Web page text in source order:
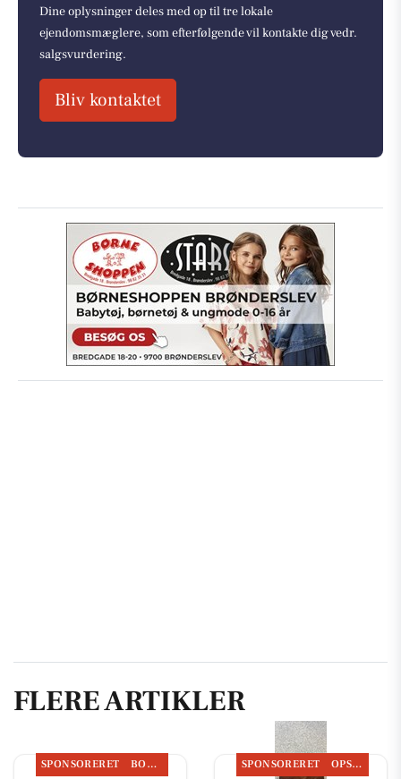
Dine oplysninger deles med op til tre lokale
ejendomsmæglere, som efterfølgende vil kontakte dig vedr.
salgsvurdering.
Bliv kontaktet
FLERE ARTIKLER
SPONSORERET BOLIGMARKED SPONSORERET OPSLAGSTAVLEN